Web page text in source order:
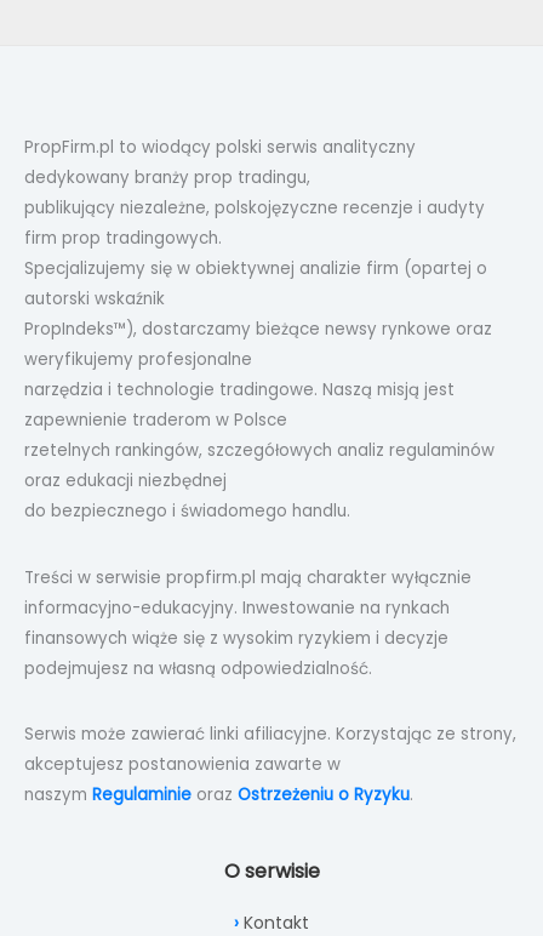
PropFirm.pl to wiodący polski serwis analityczny
dedykowany branży prop tradingu,
publikujący niezależne, polskojęzyczne recenzje i audyty
firm prop tradingowych.
Specjalizujemy się w obiektywnej analizie firm (opartej o
autorski wskaźnik
PropIndeks™), dostarczamy bieżące newsy rynkowe oraz
weryfikujemy profesjonalne
narzędzia i technologie tradingowe. Naszą misją jest
zapewnienie traderom w Polsce
rzetelnych rankingów, szczegółowych analiz regulaminów
oraz edukacji niezbędnej
do bezpiecznego i świadomego handlu.
Treści w serwisie propfirm.pl mają charakter wyłącznie
informacyjno-edukacyjny. Inwestowanie na rynkach
finansowych wiąże się z wysokim ryzykiem i decyzje
podejmujesz na własną odpowiedzialność.
Serwis może zawierać linki afiliacyjne. Korzystając ze strony,
akceptujesz postanowienia zawarte w
naszym Regulaminie oraz Ostrzeżeniu o Ryzyku.
O serwisie
Kontakt